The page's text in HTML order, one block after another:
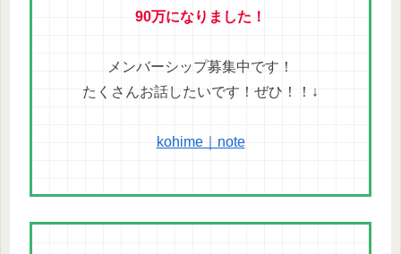
90万になりました！
メンバーシップ募集中です！
たくさんお話したいです！ぜひ！！↓
kohime｜note